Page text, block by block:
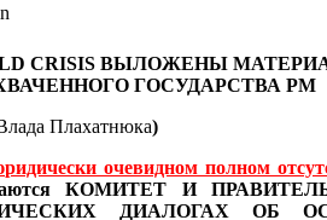
CRISIS ВЫЛОЖЕНЫ
ГОСУДАРСТВА РМ
Плахатнюка)
очевидном полном
КОМИТЕТ И
ДИАЛОГАХ ОБ